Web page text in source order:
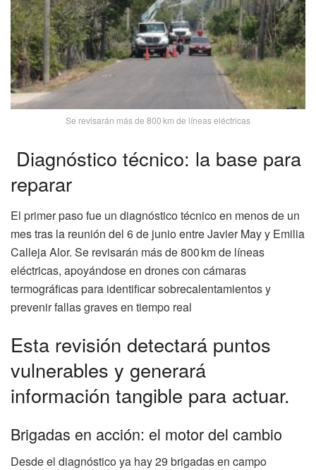
Se revisarán más de 800 km de líneas eléctricas
Diagnóstico técnico: la base para
reparar
El primer paso fue un diagnóstico técnico en menos de un
mes tras la reunión del 6 de junio entre Javier May y Emilia
Calleja Alor. Se revisarán más de 800 km de líneas
eléctricas, apoyándose en drones con cámaras
termográficas para identificar sobrecalentamientos y
prevenir fallas graves en tiempo real
Esta revisión detectará puntos
vulnerables y generará
información tangible para actuar.
Brigadas en acción: el motor del cambio
Desde el diagnóstico ya hay 29 brigadas en campo